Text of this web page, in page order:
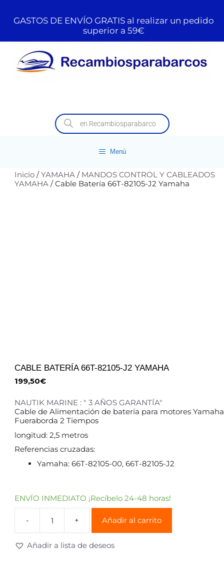
GASTOS DE ENVÍO GRATIS al realizar un pedido
superior a 59€
Menú
Inicio /YAMAHA / MANDOS CONTROL Y CABLEADOS
YAMAHA / Cable Batería 66T-82105-J2 Yamaha
CABLE BATERÍA 66T-82105-J2 YAMAHA
199,50€
NAUTIK MARINE : " 3 AÑOS GARANTÍA"
Cable de Alimentación de batería para motores Yamaha
Fueraborda 2 Tiempos
longitud: 2,5 metros
Referencias cruzadas:
Yamaha: 66T-82105-00, 66T-82105-J2
ENVÍO INMEDIATO ¡Recíbelo 24-48 horas!
Añadir al carrito
Añadir a lista de deseos